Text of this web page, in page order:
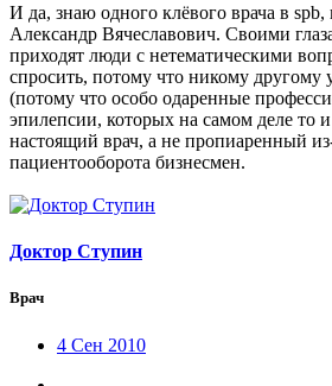
И да, знаю одного клёвого врача в
Александр Вячеславович. Своими
приходят люди с нетематическими
спросить, потому что никому другому
(потому что особо одаренные
эпилепсии, которых на самом деле то
настоящий врач, а не пропиаренный
пациентооборота бизнесмен.
Доктор Ступин
Врач
4 Сен 2010